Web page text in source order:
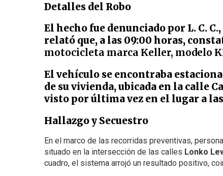
Detalles del Robo
El hecho fue denunciado por L. C.
relató que, a las 09:00 horas,
motocicleta marca Keller, modelo
El vehículo se encontraba
de su vivienda, ubicada en la calle
visto por última vez en el lugar a
Hallazgo y Secuestro
En el marco de las recorridas preventivas,
situado en la intersección de las calles Lonko
cuadro, el sistema arrojó un resultado positivo,